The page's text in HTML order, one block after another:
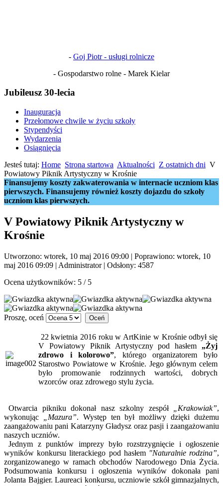
- Goj Piotr - usługi rolnicze
- Gospodarstwo rolne - Marek Kielar
Jubileusz 30-lecia
Inauguracja
Przełomowe chwile w życiu szkoły
Stypendyści
Wydarzenia
Osiągnięcia
Jesteś tutaj: Home Strona startowa Aktualności Z ostatnich dni V
Powiatowy Piknik Artystyczny w Krośnie
Finansujemy koszty zakwaterowania w internacie uczniom klas
pierwszych. Finansujemy również koszty dojazdu do szkoły
uczniom klas pierwszych.
V Powiatowy Piknik Artystyczny w
Krośnie
Utworzono: wtorek, 10 maj 2016 09:00 | Poprawiono: wtorek, 10
maj 2016 09:09 | Administrator| Odsłony: 4587
Ocena użytkowników: 5 / 5
Proszę, oceń
22 kwietnia 2016 roku w ArtKinie w Krośnie odbył się
V Powiatowy Piknik Artystyczny pod hasłem „Żyj
zdrowo i kolorowo”, którego organizatorem było
Starostwo Powiatowe w Krośnie. Jego głównym celem
było promowanie rodzinnych wartości, dobrych
wzorców oraz zdrowego stylu życia.
Otwarcia pikniku dokonał nasz szkolny zespół „Krakowiak”,
wykonując
„Mazura”. Występ ten był możliwy dzięki dużemu
zaangażowaniu pani Katarzyny Gładysz oraz pasji i zaangażowaniu
naszych uczniów.
Jednym z punktów imprezy było rozstrzygnięcie i ogłoszenie
wyników konkursu literackiego pod hasłem "Naturalnie rodzina”,
zorganizowanego w ramach obchodów Narodowego Dnia Życia.
Podsumowania konkursu i ogłoszenia wyników dokonała pani
Jolanta Bajgier. Laureaci konkursu, uczniowie szkół gimnazjalnych,